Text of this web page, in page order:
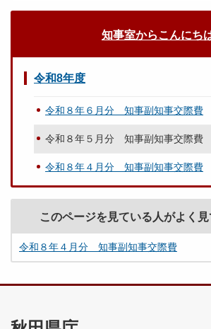
知事室からこんにち
令和8年度
令和８年６月分 知事副知事交際費
令和８年５月分 知事副知事交際費
令和８年４月分 知事副知事交際費
このページを見ている人がよく
令和８年４月分 知事副知事交際費